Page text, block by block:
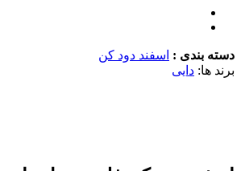
دسته بندی : اسفند دود کن
برند ها: دایی